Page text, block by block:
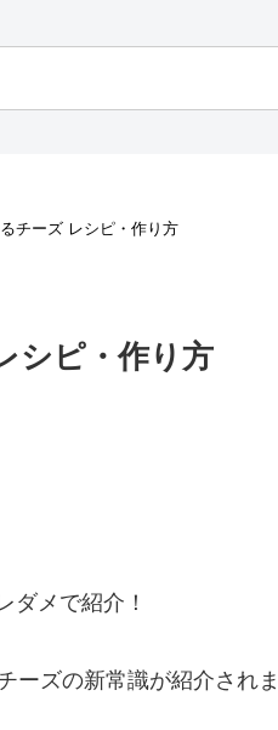
チーズ レシピ・作り方
シピ・作り方
ダメで紹介！
ーズの新常識が紹介され